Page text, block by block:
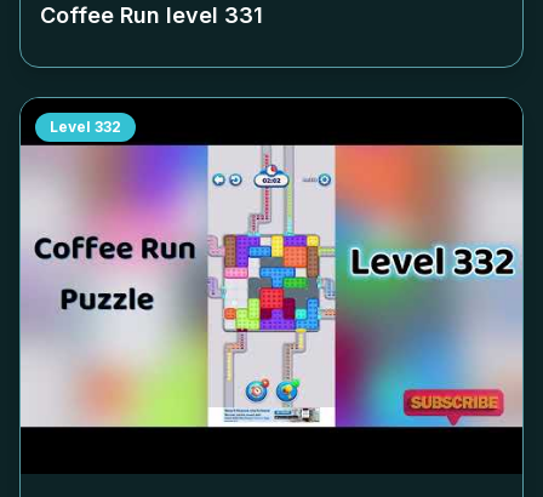
Coffee Run level 331
Level 332